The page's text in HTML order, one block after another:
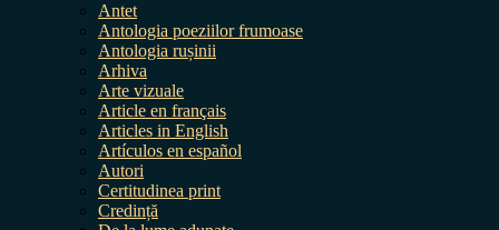
Antet
Antologia poeziilor frumoase
Antologia rușinii
Arhiva
Arte vizuale
Article en français
Articles in English
Artículos en español
Autori
Certitudinea print
Credință